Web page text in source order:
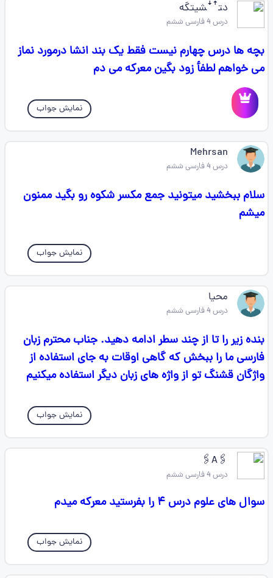
د‍ت‍ꜛꜜ‍ش‍ی‍‍ت‍‍‍گ‍‍ه
درس 4 فارسی ششم
بچه ها درس چهارم نیست فقط یک بند انشا درمورد نماز
می خواهم لطفأ زود بگین معرکه می دم
نمایش جواب
Mehrsan
درس 4 فارسی ششم
سلام ببخشید میتونید جمع مکسر شکوه رو بگید ممنون
میشم
نمایش جواب
محیا
درس 4 فارسی ششم
بنده زیر را تا از چند سطر ادامه دهید. جناب محترم زبان
فارسی ما را ببخش که گاهی اوقات به جای استفاده از
واژگان قشنگ تو از واژه های زبان دیگر استفاده میکنیم
نمایش جواب
🖇A🖇
درس 4 فارسی ششم
سوال های علوم درس ۴ را بفرستید معرکه میدم
نمایش جواب